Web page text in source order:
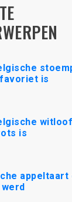
is
is
appeltaart